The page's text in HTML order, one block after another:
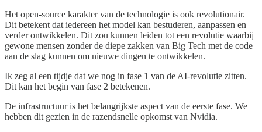
Het open-source karakter van de technologie is ook revolutionair.
Dit betekent dat iedereen het model kan bestuderen, aanpassen en
verder ontwikkelen. Dit zou kunnen leiden tot een revolutie waarbij
gewone mensen zonder de diepe zakken van Big Tech met de code
aan de slag kunnen om nieuwe dingen te ontwikkelen.
Ik zeg al een tijdje dat we nog in fase 1 van de AI-revolutie zitten.
Dit kan het begin van fase 2 betekenen.
De infrastructuur is het belangrijkste aspect van de eerste fase. We
hebben dit gezien in de razendsnelle opkomst van Nvidia.